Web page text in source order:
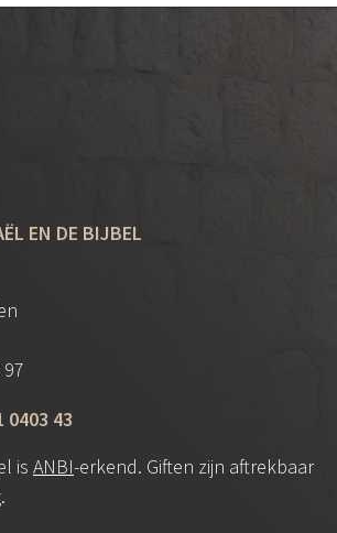
EN DE BIJBEL
0403 43
is ANBI-erkend. Giften zijn aftrekbaar